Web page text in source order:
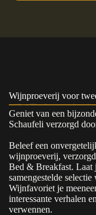
Wijnproeverij voor
Geniet van een
Schaufeli verzorgd
Beleef een
wijnproeverij,
Bed & Breakfast. Laat
samengestelde
Wijnfavoriet je
interessante verhalen
verwennen.